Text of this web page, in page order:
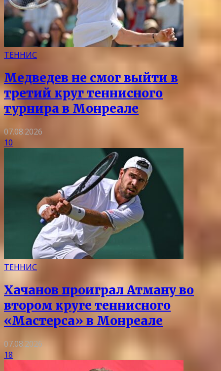
ТЕННИС
Медведев не смог выйти в
третий круг теннисного
турнира в Монреале
07.08.2026
10
ТЕННИС
Хачанов проиграл Атману во
втором круге теннисного
«Мастерса» в Монреале
07.08.2026
18